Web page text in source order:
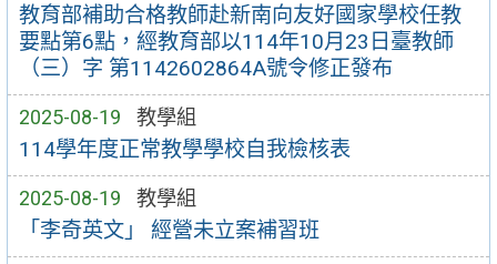
教育部補助合格教師赴新南向友好國家學校任教
要點第6點，經教育部以114年10月23日臺教師
（三）字 第1142602864A號令修正發布
2025-08-19 教學組
114學年度正常教學學校自我檢核表
2025-08-19 教學組
「李奇英文」 經營未立案補習班